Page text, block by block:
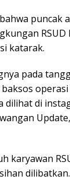
puncak
katarak.
pada
di
dilibatkan.